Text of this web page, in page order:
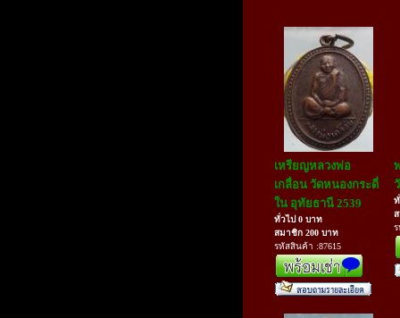
เหรียญหลวงพ่อ
เกลื่อน วัดหนองกระดี่
ใน อุทัยธานี 2539
ทั่วไป 0 บาท
สมาชิก 200 บาท
รหัสสินค้า :87615